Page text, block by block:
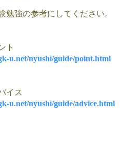
勉強の参考にしてください。
ト
u.net/nyushi/guide/point.html
イス
u.net/nyushi/guide/advice.html